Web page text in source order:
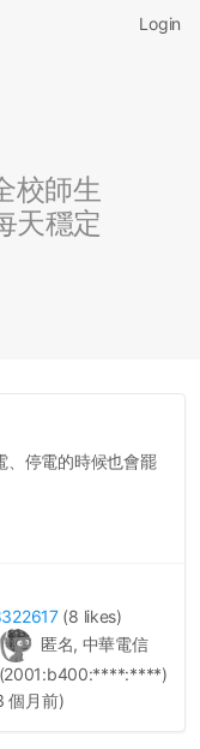
Login
校師生
天穩定
、停電的時候也會罷
(8 likes)
匿名, 中華電信
(2001:b400:****:****)
個月前)